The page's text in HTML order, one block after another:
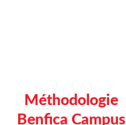
Méthodologie
Benfica Campus